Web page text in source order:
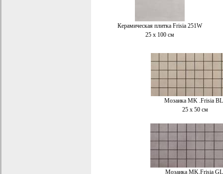
Керамическая плитка Frisia 251W
25 x 100 см
Мозаика MK .Frisia
25 x 50 см
Мозаика MK.Frisia